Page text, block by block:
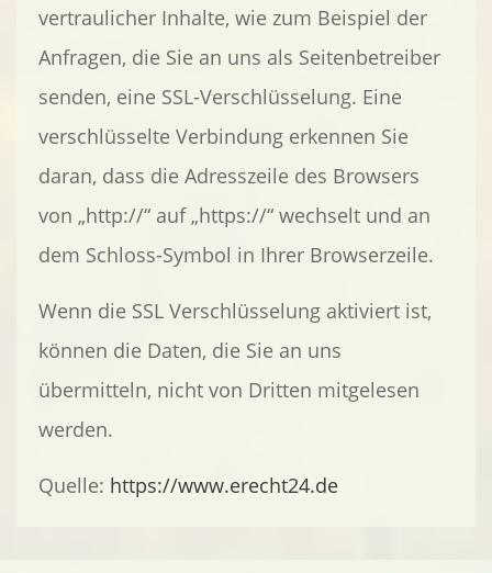
vertraulicher Inhalte, wie zum Beispiel der
Anfragen, die Sie an uns als Seitenbetreiber
senden, eine SSL-Verschlüsselung. Eine
verschlüsselte Verbindung erkennen Sie
daran, dass die Adresszeile des Browsers
von „http://“ auf „https://“ wechselt und an
dem Schloss-Symbol in Ihrer Browserzeile.
Wenn die SSL Verschlüsselung aktiviert ist,
können die Daten, die Sie an uns
übermitteln, nicht von Dritten mitgelesen
werden.
Quelle: https://www.erecht24.de